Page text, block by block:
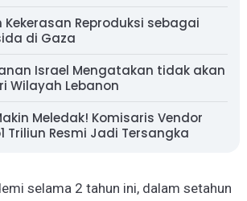
Kekerasan Reproduksi sebagai
di Gaza
Israel Mengatakan tidak akan
Wilayah Lebanon
Meledak! Komisaris Vendor
Triliun Resmi Jadi Tersangka
selama 2 tahun ini, dalam setahun